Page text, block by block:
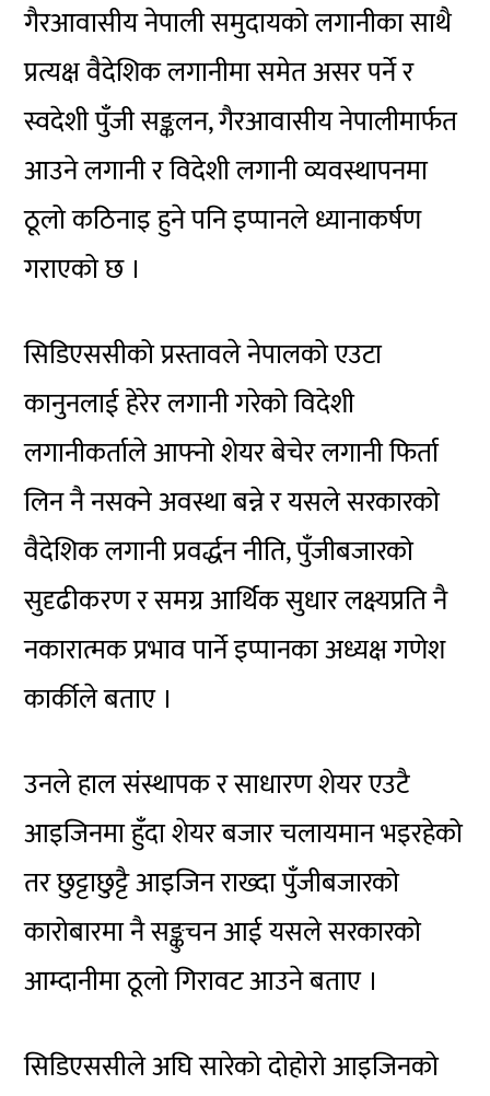
गैरआवासीय नेपाली समुदायको लगानीका साथै
प्रत्यक्ष वैदेशिक लगानीमा समेत असर पर्ने र
स्वदेशी पुँजी सङ्कलन, गैरआवासीय नेपालीमार्फत
आउने लगानी र विदेशी लगानी व्यवस्थापनमा
ठूलो कठिनाइ हुने पनि इप्पानले ध्यानाकर्षण
गराएको छ ।
सिडिएससीकोप्रस्तावले नेपालको एउटा
कानुनलाई हेरेर लगानी गरेको विदेशी
लगानीकर्ताले आफ्नो शेयर बेचेर लगानी फिर्ता
लिन नै नसक्ने अवस्था बन्ने र यसले सरकारको
वैदेशिक लगानी प्रवर्द्धन नीति, पुँजीबजारको
सुदृढीकरण र समग्र आर्थिक सुधार लक्ष्यप्रति नै
नकारात्मक प्रभाव पार्ने इप्पानका अध्यक्ष गणेश
कार्कीले बताए ।
उनले हाल संस्थापक र साधारण शेयर एउटै
आइजिनमाहुँदा शेयर बजार चलायमान भइरहेको
तर छुट्टाछुट्टैआइजिनराख्दा पुँजीबजारको
कारोबारमा नै सङ्कुचन आई यसले सरकारको
आम्दानीमा ठूलो गिरावट आउने बताए ।
सिडिएससीलेअघि सारेको दोहोरोआइजिनको